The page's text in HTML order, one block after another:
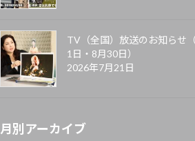
TV（全国）放送のお知らせ
1日・8月30日）
2026年7月21日
月別アーカイブ